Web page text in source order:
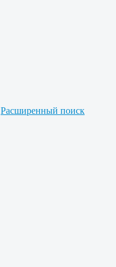
Расширенный поиск